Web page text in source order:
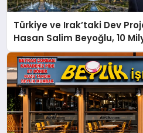
Türkiye ve Irak’taki Dev
Hasan Salim Beyoğlu, 10
Yusuf Holding Industrial
Geçirecek